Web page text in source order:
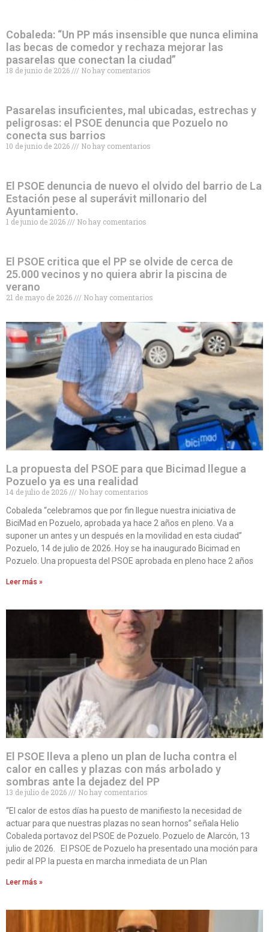
Cobaleda: “Un PP más insensible que nunca elimina
las becas de comedor y rechaza mejorar las
pasarelas que conectan la ciudad”
18 de junio de 2026 No hay comentarios
Pasarelas insuficientes, mal ubicadas, estrechas y
peligrosas: el PSOE denuncia que Pozuelo no
conecta sus barrios
10 de junio de 2026 No hay comentarios
El PSOE denuncia de nuevo el olvido del barrio de La
Estación pese al superávit millonario del
Ayuntamiento.
1 de junio de 2026 No hay comentarios
El PSOE critica que el PP se olvide de cerca de
25.000 vecinos y no quiera abrir la piscina de
verano
21 de mayo de 2026 No hay comentarios
La propuesta del PSOE para que Bicimad llegue a
Pozuelo ya es una realidad
14 de julio de 2026
No hay comentarios
Cobaleda “celebramos que por fin llegue nuestra iniciativa de
BiciMad en Pozuelo, aprobada ya hace 2 años en pleno. Va a
suponer un antes y un después en la movilidad en esta ciudad”
Pozuelo, 14 de julio de 2026. Hoy se ha inaugurado Bicimad en
Pozuelo. Una propuesta del PSOE aprobada en pleno hace 2 años
Leer más »
El PSOE lleva a pleno un plan de lucha contra el
calor en calles y plazas con más arbolado y
sombras ante la dejadez del PP
13 de julio de 2026
No hay comentarios
“El calor de estos días ha puesto de manifiesto la necesidad de
actuar para que nuestras plazas no sean hornos” señala Helio
Cobaleda portavoz del PSOE de Pozuelo. Pozuelo de Alarcón, 13
julio de 2026. El PSOE de Pozuelo ha presentado una moción para
pedir al PP la puesta en marcha inmediata de un Plan
Leer más »